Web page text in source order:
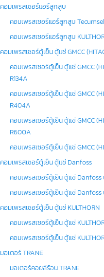
คอมเพรสเซอร์แอร์ลูกสูบ
คอมเพรสเซอร์แอร์ลูกสูบ
คอมเพรสเซอร์แอร์ลูกสูบ
คอมเพรสเซอร์ตู้เย็น ตู้แช่ GMCC
คอมเพรสเซอร์ตู้เย็น ตู้แช่ GMCC
R134A
คอมเพรสเซอร์ตู้เย็น ตู้แช่ GMCC
R404A
คอมเพรสเซอร์ตู้เย็น ตู้แช่ GMCC
R600A
คอมเพรสเซอร์ตู้เย็น ตู้แช่ GMCC
คอมเพรสเซอร์ตู้เย็น ตู้แช่ Danfoss
คอมเพรสเซอร์ตู้เย็น ตู้แช่ Danfoss
คอมเพรสเซอร์ตู้เย็น ตู้แช่ Danfoss
คอมเพรสเซอร์ตู้เย็น ตู้แช่ KULTHORN
คอมเพรสเซอร์ตู้เย็น ตู้แช่
คอมเพรสเซอร์ตู้เย็น ตู้แช่
มอเตอร์ TRANE
มอเตอร์คอยล์ร้อน TRANE